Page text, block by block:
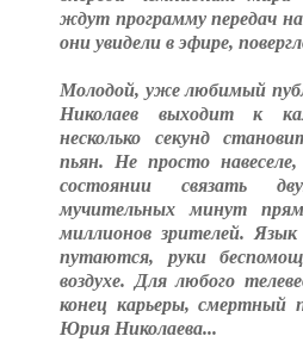
ждут программу передач
они увидели в эфире,
Молодой, уже любимый
Николаев выходит к
несколько секунд
пьян. Не просто
состоянии связать
мучительных минут
миллионов зрителей. Язык
путаются, руки
воздухе. Для любого
конец карьеры, смертный
Юрия Николаева...